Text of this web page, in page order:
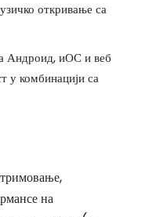
откривање са
Андроид, иОС и веб
у комбинацији са
на